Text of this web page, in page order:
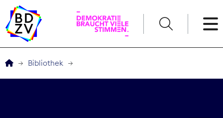
Bibliothek